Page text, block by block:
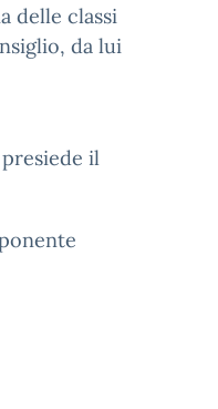
delle classi
da lui
il